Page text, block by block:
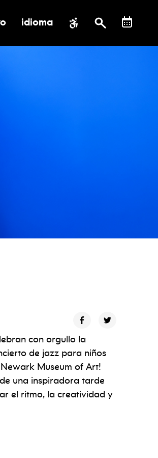
social
educación
submenú de asistencia
idioma
con orgullo la
de jazz para niños
Museum of Art!
una inspiradora tarde
el ritmo, la creatividad y